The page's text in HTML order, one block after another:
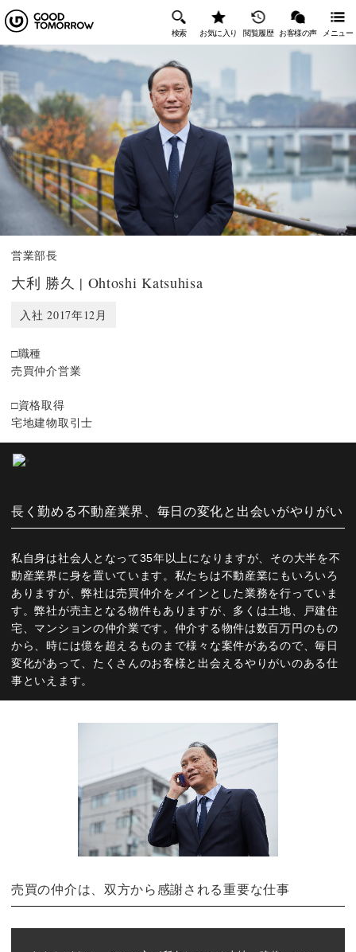
検索 お気に入り 閲覧履歴 お客様の声 メニュー
営業部長
大利 勝久 | Ohtoshi Katsuhisa
入社 2017年12月
□職種
売買仲介営業
□資格取得
宅地建物取引士
長く勤める不動産業界、毎日の変化と出会いがやりがい
私自身は社会人となって35年以上になりますが、その大半を不
動産業界に身を置いています。私たちは不動産業にもいろいろ
ありますが、弊社は売買仲介をメインとした業務を行っていま
す。弊社が売主となる物件もありますが、多くは土地、戸建住
宅、マンションの仲介業です。仲介する物件は数百万円のもの
から、時には億を超えるものまで様々な案件があるので、毎日
変化があって、たくさんのお客様と出会えるやりがいのある仕
事といえます。
売買の仲介は、双方から感謝される重要な仕事